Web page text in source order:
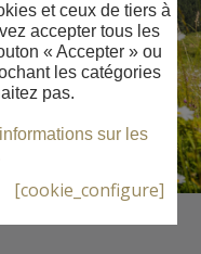
et ceux de tiers à
accepter tous les
« Accepter » ou
les catégories
pas.
sur les
[cookie_configure]